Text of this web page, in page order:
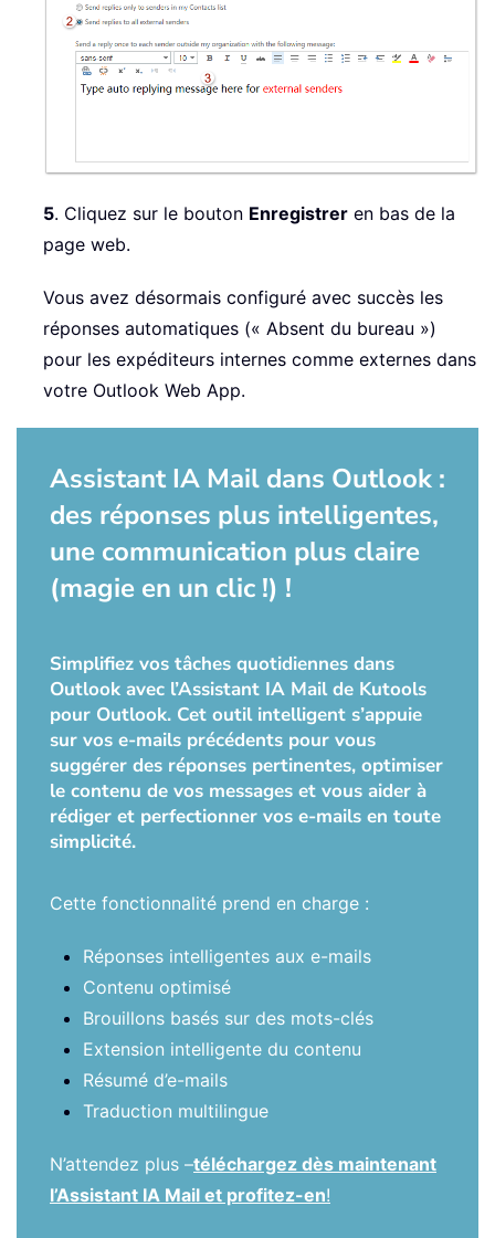
5. Cliquez sur le bouton Enregistrer en bas de la
page web.
Vous avez désormais configuré avec succès les
réponses automatiques (« Absent du bureau »)
pour les expéditeurs internes comme externes dans
votre Outlook Web App.
Assistant IA Mail dans Outlook :
des réponses plus intelligentes,
une communication plus claire
(magie en un clic !) !
Simplifiez vos tâches quotidiennes dans
Outlook avec l’Assistant IA Mail de Kutools
pour Outlook. Cet outil intelligent s’appuie
sur vos e-mails précédents pour vous
suggérer des réponses pertinentes, optimiser
le contenu de vos messages et vous aider à
rédiger et perfectionner vos e-mails en toute
simplicité.
Cette fonctionnalité prend en charge :
Réponses intelligentes aux e-mails
Contenu optimisé
Brouillons basés sur des mots-clés
Extension intelligente du contenu
Résumé d’e-mails
Traduction multilingue
N’attendez plus –téléchargez dès maintenant
l’Assistant IA Mail et profitez-en!